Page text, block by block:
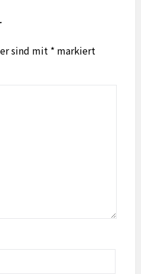
sind mit *markiert